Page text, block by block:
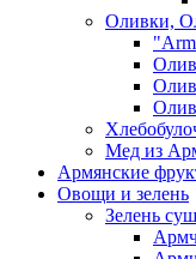
Оливки,
Мед из
Армянские
Овощи и зелень
Зелень